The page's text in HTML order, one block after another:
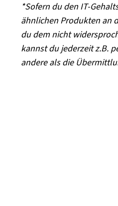
*Sofern du den IT-
ähnlichen Produkten an
du dem nicht
kannst du jederzeit z.B.
andere als die